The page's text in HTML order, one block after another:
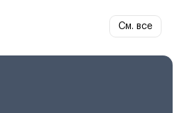
См. все